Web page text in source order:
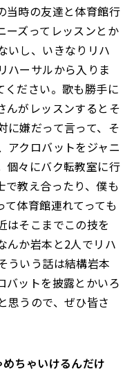
当時の友達と体育館行
ーズってレッスンとか
いし、いきなりリハ
ハーサルから入りま
ください。歌も勝手に
んがレッスンするとそ
に嫌だって言って、そ
アクロバットをジャニ
個々にバク転教室に行
で教え合ったり、僕も
体育館連れてっても
はそこまでこの技を
んか岩本と2人でリハ
ういう話は結構岩本
バットを披露とかいろ
思うので、ぜひ皆さ
めちゃいけるんだけ